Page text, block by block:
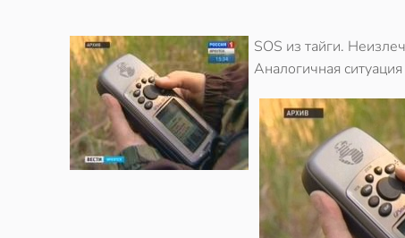
SOS из тайги.
Аналогичная